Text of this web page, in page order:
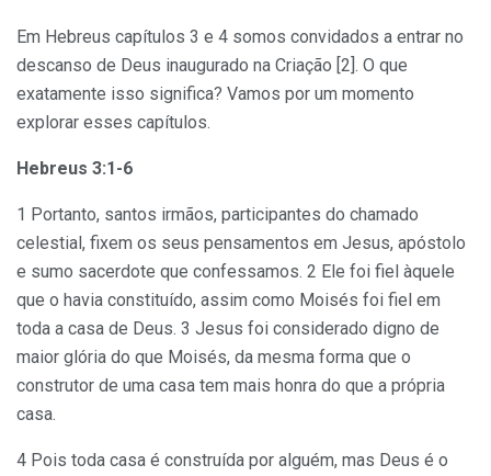
Em Hebreus capítulos 3 e 4 somos convidados a entrar no
descanso de Deus inaugurado na Criação [2]. O que
exatamente isso significa? Vamos por um momento
explorar esses capítulos.
Hebreus 3:1-6
1 Portanto, santos irmãos, participantes do chamado
celestial, fixem os seus pensamentos em Jesus, apóstolo
e sumo sacerdote que confessamos. 2 Ele foi fiel àquele
que o havia constituído, assim como Moisés foi fiel em
toda a casa de Deus. 3 Jesus foi considerado digno de
maior glória do que Moisés, da mesma forma que o
construtor de uma casa tem mais honra do que a própria
casa.
4 Pois toda casa é construída por alguém, mas Deus é o